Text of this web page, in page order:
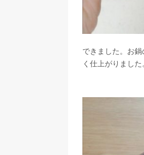
できました。お
く仕上がりました